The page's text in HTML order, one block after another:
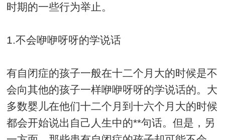
时期的一些行为举止。
1.不会咿咿呀呀的学说话
有自闭症的孩子一般在十二个月大的时候是不
会向其他的孩子一样咿咿呀呀的学说话的。大
多数婴儿在他们十二个月到十六个月大的时候
都会开始说出自己人生中的**句话。但是，另